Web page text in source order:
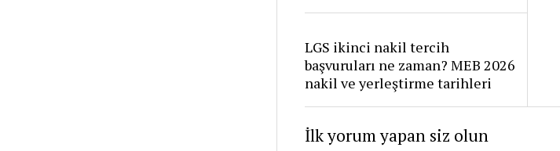
LGS ikinci nakil tercih
başvuruları ne zaman? MEB 2026
nakil ve yerleştirme tarihleri
İlk yorum yapan siz olun